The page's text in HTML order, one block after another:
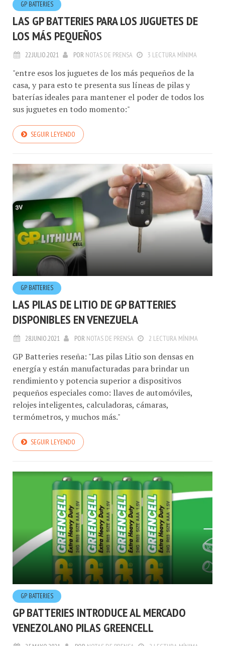
LAS GP BATTERIES PARA LOS JUGUETES DE
LOS MÁS PEQUEÑOS
22.JULIO.2021 POR NOTAS DE PRENSA
"entre esos los juguetes de los más pequeños de la
casa, y para esto te presenta sus líneas de pilas y
baterías ideales para mantener el poder de todos los
sus juguetes en todo momento:"
GP BATTERIES
LAS PILAS DE LITIO DE GP BATTERIES
DISPONIBLES EN VENEZUELA
28.JUNIO.2021 POR NOTAS DE PRENSA
GP Batteries reseña: "Las pilas Litio son densas en
energía y están manufacturadas para brindar un
rendimiento y potencia superior a dispositivos
pequeños especiales como: llaves de automóviles,
relojes inteligentes, calculadoras, cámaras,
termómetros, y muchos más."
GP BATTERIES
GP BATTERIES INTRODUCE AL MERCADO
VENEZOLANO PILAS GREENCELL
25.MAYO.2021 PORNOTAS DE PRENSA 2 LECTURA MÍNIMA